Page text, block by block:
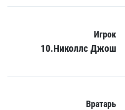
Игрок
10.Николлс Джош
Вратарь